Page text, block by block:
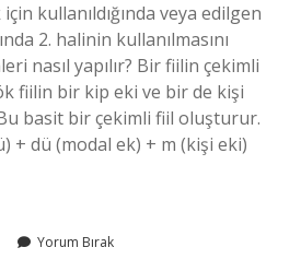
kullanıldığında veya edilgen
2. halinin kullanılmasını
nasıl yapılır? Bir fiilin çekimli
fiilin bir kip eki ve bir de kişi
basit bir çekimli fiil oluşturur.
+ dü (modal ek) + m (kişi eki)
Yorum Bırak